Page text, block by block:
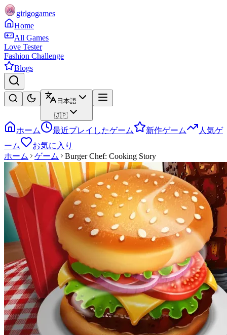
girlgogames
Home
All Games
Love Tester
Fashion Challenge
Blogs
日本語
🇯🇵
ホーム 最近プレイしたゲーム 新作ゲーム
人気ゲ
ーム
お気に入り
ホーム
ゲーム Burger Chef: Cooking Story